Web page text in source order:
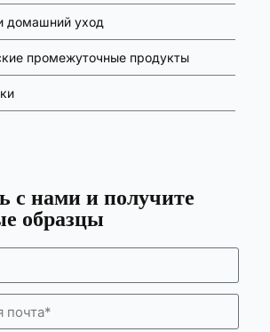
домашний уход
промежуточные продукты
с нами и получите
образцы